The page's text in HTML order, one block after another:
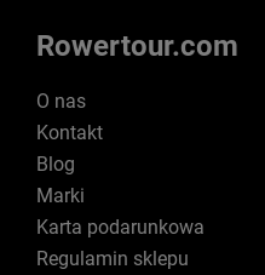
Rowertour.com
O nas
Kontakt
Blog
Marki
Karta podarunkowa
Regulamin sklepu